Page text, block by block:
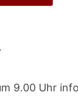
9.00 Uhr